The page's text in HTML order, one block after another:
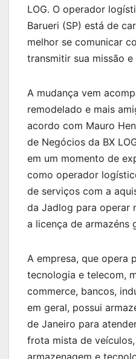
LOG. O operador
Barueri (SP) está de
melhor se comunicar
transmitir sua missão e
A mudança vem
remodelado e mais
acordo com Mauro
de Negócios da BX
em um momento de
como operador
de serviços com a
da Jadlog para operar
a licença de armazéns
A empresa, que opera
tecnologia e telecom,
commerce, bancos,
em geral, possui
de Janeiro para
frota mista de
armazenagem e